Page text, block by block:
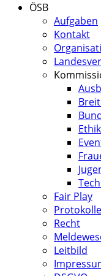
ÖSB
Aufgaben
Kontakt
Fair Play
Protokolle
Recht
Leitbild